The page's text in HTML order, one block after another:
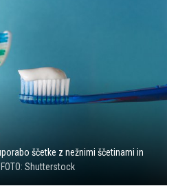
ščetke z nežnimi ščetinami in
FOTO: Shutterstock